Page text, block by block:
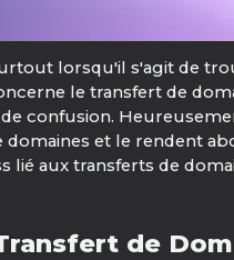
lorsqu'il s'agit de
le transfert de
confusion.
et le rendent
aux transferts de
de